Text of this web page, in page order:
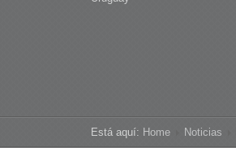
Está aquí: Home Noticias